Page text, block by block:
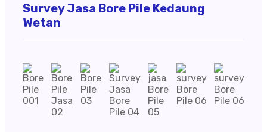
Survey Jasa Bore Pile Kedaung
Wetan